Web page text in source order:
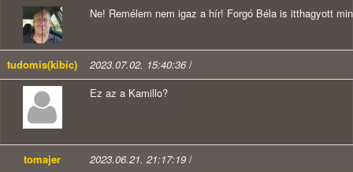
Ne! Remélem nem igaz a hír! Forgó Béla is itthagyott
tudomis(kibic) 2023.07.02. 15:40:36/
Ez az a Kamillo?
tomajer 2023.06.21. 21:17:19 /